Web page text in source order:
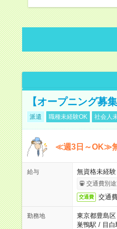
【オープニング募
派遣 職種未経験OK 社会人
≪週3日～OK≫無
給与 無資格未経
交通費別
交通費 交通
勤務地
東京都豊島区
巣鴨駅 / 目白